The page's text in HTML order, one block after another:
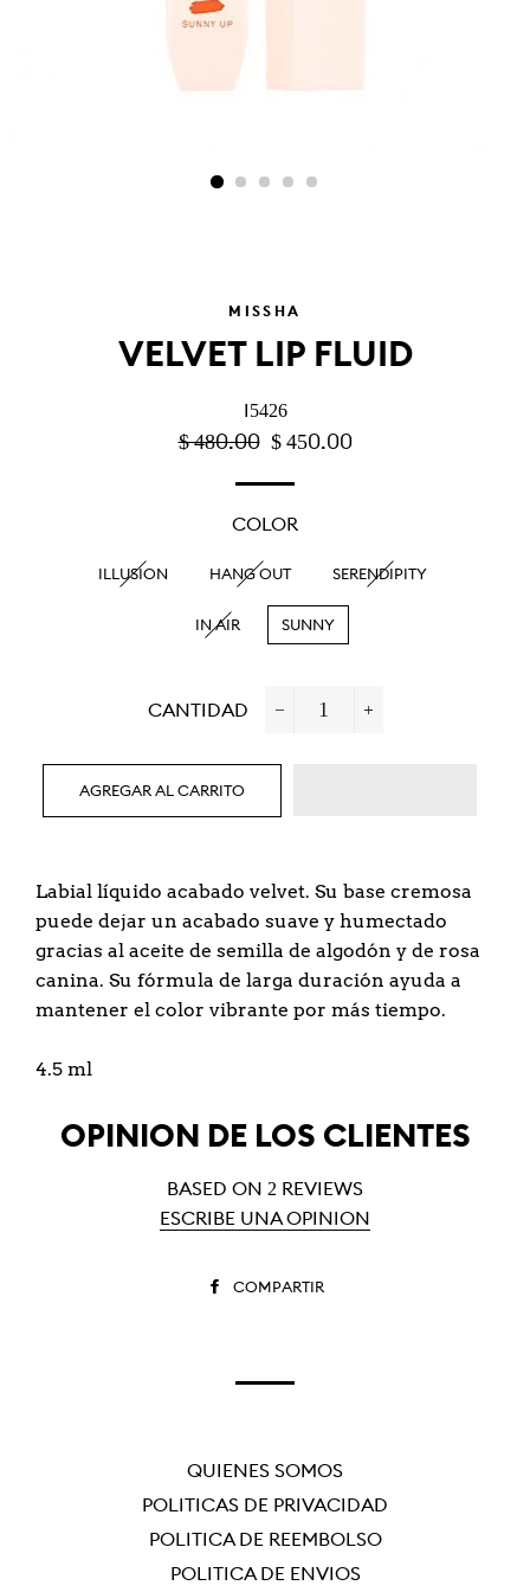
MISSHA
VELVET LIP FLUID
I5426
PRECIO
$ 480.00 PRECIO
$ 450.00
COLOR
ILLUSION HANG OUT SERENDIPITY
IN AIR SUNNY
CANTIDAD
AGREGAR AL CARRITO
Labial líquido acabado velvet. Su base cremosa
puede dejar un acabado suave y humectado
gracias al aceite de semilla de algodón y de rosa
canina. Su fórmula de larga duración ayuda a
mantener el color vibrante por más tiempo.
4.5 ml
OPINIÓN DE LOS CLIENTES
BASED ON 2 REVIEWS
ESCRIBE UNA OPINIÓN
COMPARTIR
QUIÉNES SOMOS
POLÍTICAS DE PRIVACIDAD
POLÍTICA DE REEMBOLSO
POLÍTICA DE ENVÍOS